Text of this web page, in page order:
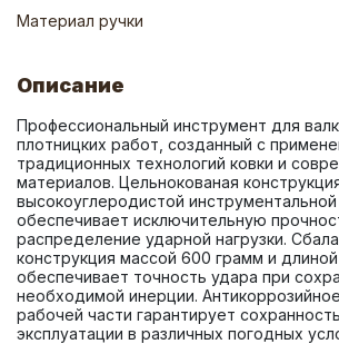
Материал ручки
Описание
Профессиональный инструмент для
плотницких работ, созданный с
традиционных технологий ковки и
материалов. Цельнокованая
высокоуглеродистой инструментальной
обеспечивает исключительную
распределение ударной нагрузки.
конструкция массой 600 грамм и
обеспечивает точность удара при
необходимой инерции.
рабочей части гарантирует
эксплуатации в различных погодных